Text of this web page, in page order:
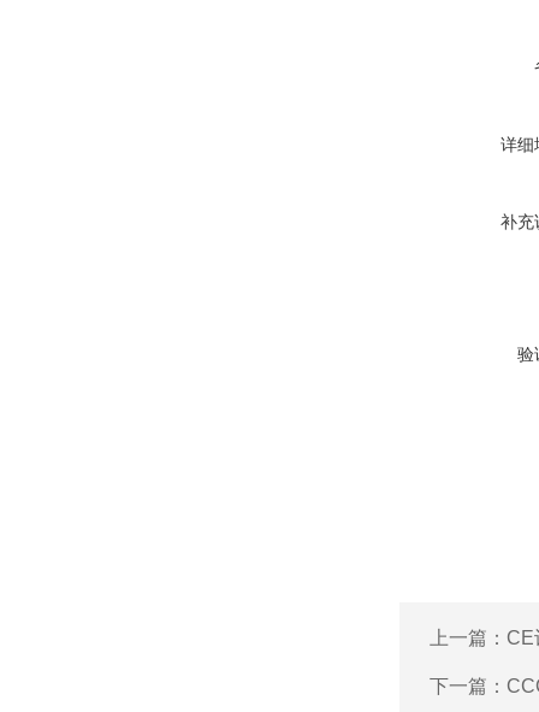
详细
补充
验
上一篇： CE
下一篇：